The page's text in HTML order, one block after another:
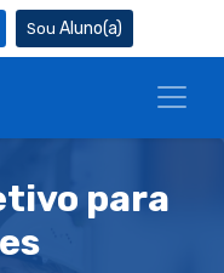
Aluno(a)
para